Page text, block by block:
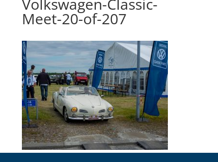
Volkswagen-Classic-
Meet-20-of-207